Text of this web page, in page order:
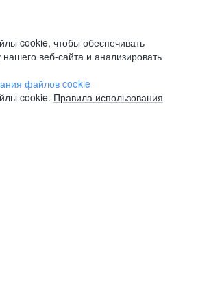
cookie, чтобы обеспечивать
веб-сайта и анализировать
файлов cookie
cookie. Правила использования